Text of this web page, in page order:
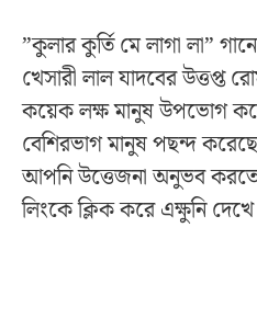
”কুলার কুর্তি মে লাগা লা”
খেসারী লাল যাদবের উত্তপ্ত
কয়েক লক্ষ মানুষ উপভোগ
বেশিরভাগ মানুষ পছন্দ
আপনি উত্তেজনা অনুভব করতে
লিংকে ক্লিক করে এক্ষুনি